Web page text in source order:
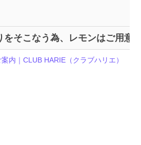
そこなう為、レモンはご用意
内｜CLUB HARIE（クラブハリエ）